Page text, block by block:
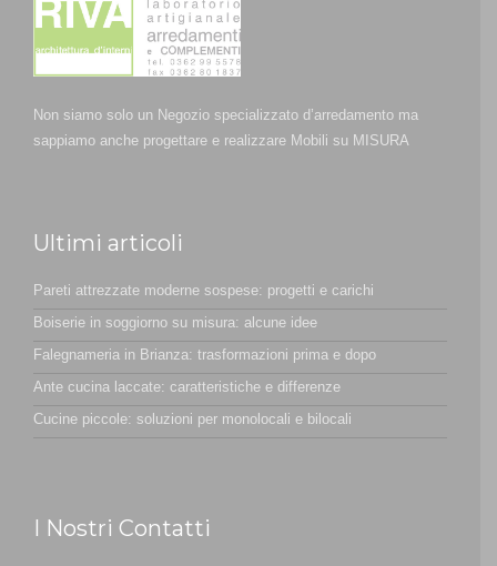
Non siamo solo un Negozio specializzato d’arredamento ma
sappiamo anche progettare e realizzare Mobili su MISURA
Ultimi articoli
Pareti attrezzate moderne sospese: progetti e carichi
Boiserie in soggiorno su misura: alcune idee
Falegnameria in Brianza: trasformazioni prima e dopo
Ante cucina laccate: caratteristiche e differenze
Cucine piccole: soluzioni per monolocali e bilocali
I Nostri Contatti